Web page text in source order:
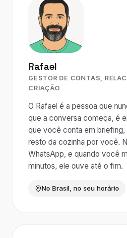
Rafael
GESTOR DE CONTAS,
CRIAÇÃO
O Rafael é a pessoa que
que a conversa começa, é
que você conta em briefing,
resto da cozinha por você.
WhatsApp, e quando você
minutos, ele ouve até o fim.
No Brasil, no seu horário